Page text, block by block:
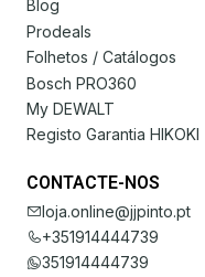
Blog
Prodeals
Folhetos / Catálogos
Bosch PRO360
My DEWALT
Registo Garantia HIKOKI
CONTACTE-NOS
loja.online@jjpinto.pt
+351914444739
351914444739